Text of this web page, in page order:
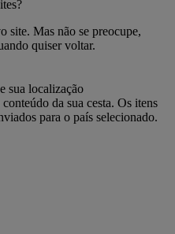
site. Mas não se preocupe,
quiser voltar.
sua localização
da sua cesta. Os itens
para o país selecionado.